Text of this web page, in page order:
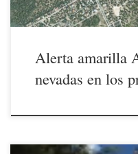
Alerta amarilla
nevadas en los